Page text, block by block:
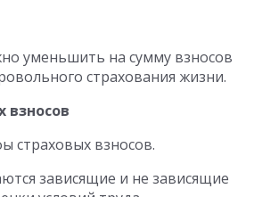
уменьшить на сумму взносов
страхования жизни.
взносов
страховых взносов.
зависящие и не зависящие